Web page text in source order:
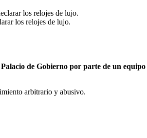
los relojes de lujo.
de Gobierno por parte de un
arbitrario y abusivo.